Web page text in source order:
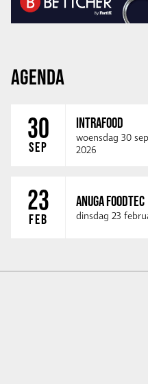
AGENDA
30
SEP
INTRAFOOD
woensdag 30
2026
23
FEB
ANUGA FOODTEC
dinsdag 23